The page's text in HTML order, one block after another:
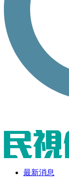
最新消息